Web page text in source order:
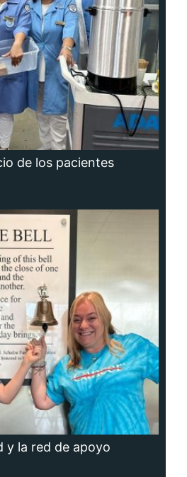
de los pacientes
y la red de apoyo